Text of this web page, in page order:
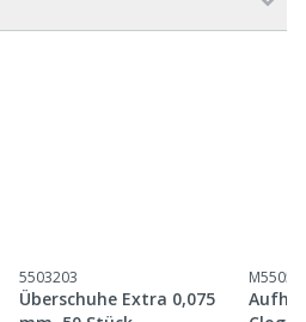
5503203
Überschuhe Extra 0,075